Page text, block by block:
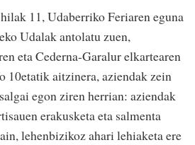
11, Udaberriko Feriaren eguna
Udalak antolatu zuen,
eta Cederna-Garalur elkartearen
10etatik aitzinera, aziendak zein
egon ziren herrian: aziendak
erakusketa eta salmenta
lehenbizikoz ahari lehiaketa ere